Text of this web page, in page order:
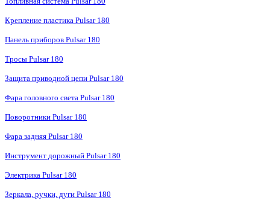
Крепление пластика Pulsar 180
Панель приборов Pulsar 180
Тросы Pulsar 180
Защита приводной цепи Pulsar 180
Фара головного света Pulsar 180
Поворотники Pulsar 180
Фара задняя Pulsar 180
Инструмент дорожный Pulsar 180
Электрика Pulsar 180
Зеркала, ручки, дуги Pulsar 180